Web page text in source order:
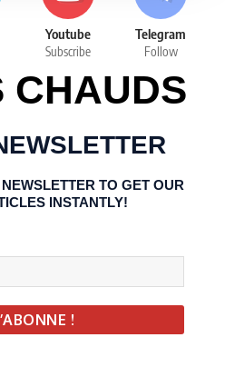
Youtube
Subscribe
Telegram
Follow
CHAUDS
TO GET OUR
INSTANTLY!